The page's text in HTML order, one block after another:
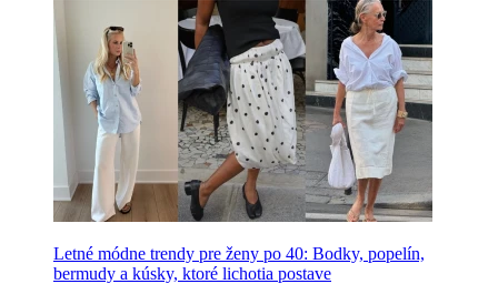
Letné módne trendy pre ženy po 40: Bodky, popelín,
bermudy a kúsky, ktoré lichotia postave